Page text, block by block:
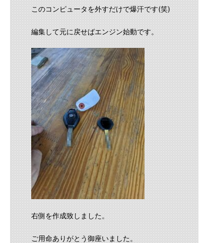
このコンピュータを外すだけで爆汗です(笑)
編集して元に戻せばエンジン始動です。
右側を作成致しました。
ご用命ありがとう御座いました。